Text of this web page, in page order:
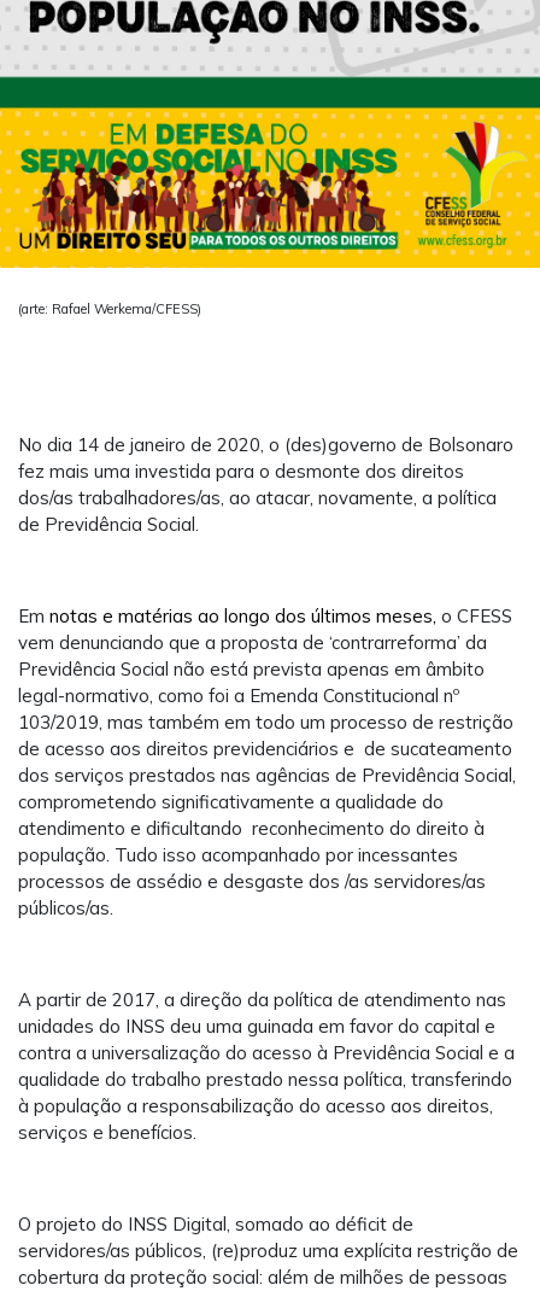
(arte: Rafael Werkema/CFESS)
No dia 14 de janeiro de 2020, o (des)governo de Bolsonaro
fez mais uma investida para o desmonte dos direitos
dos/as trabalhadores/as, ao atacar, novamente, a política
de Previdência Social.
Em notas e matérias ao longo dos últimos meses, o CFESS
vem denunciando que a proposta de ‘contrarreforma’ da
Previdência Social não está prevista apenas em âmbito
legal-normativo, como foi a Emenda Constitucional nº
103/2019, mas também em todo um processo de restrição
de acesso aos direitos previdenciários e de sucateamento
dos serviços prestados nas agências de Previdência Social,
comprometendo significativamente a qualidade do
atendimento e dificultando reconhecimento do direito à
população. Tudo isso acompanhado por incessantes
processos de assédio e desgaste dos /as servidores/as
públicos/as.
A partir de 2017, a direção da política de atendimento nas
unidades do INSS deu uma guinada em favor do capital e
contra a universalização do acesso à Previdência Social e a
qualidade do trabalho prestado nessa política, transferindo
à população a responsabilização do acesso aos direitos,
serviços e benefícios.
O projeto do INSS Digital, somado ao déficit de
servidores/as públicos, (re)produz uma explícita restrição de
cobertura da proteção social: além de milhões de pessoas